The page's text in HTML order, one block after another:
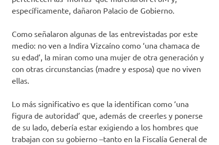
específicamente, dañaron Palacio de Gobierno.
Como señalaron algunas de las entrevistadas por este
medio: no ven a Indira Vizcaíno como ‘una chamaca de
su edad’, la miran como una mujer de otra generación y
con otras circunstancias (madre y esposa) que no viven
ellas.
Lo más significativo es que la identifican como ‘una
figura de autoridad’ que, además de creerles y ponerse
de su lado, debería estar exigiendo a los hombres que
trabajan con su gobierno –tanto en la Fiscalía General de